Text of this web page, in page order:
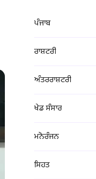
ਪੰਜਾਬ
ਰਾਸ਼ਟਰੀ
ਅੰਤਰਰਾਸ਼ਟਰੀ
ਖੇਡ ਸੰਸਾਰ
ਮਨੋਰੰਜਨ
ਸਿਹਤ